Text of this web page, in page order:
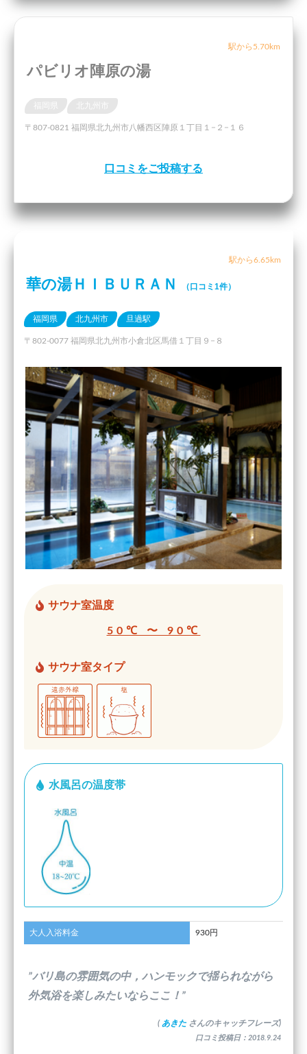
駅から5.70km
パビリオ陣原の湯
〒807-0821 福岡県北九州市八幡西区陣原１丁目１−２−１６
口コミをご投稿する
駅から6.65km
華の湯ＨＩＢＵＲＡＮ （口コミ1件）
福岡県 北九州市 旦過駅
〒802-0077 福岡県北九州市小倉北区馬借１丁目９−８
サウナ室温度
50℃ 〜 90℃
サウナ室タイプ
水風呂の温度帯
大人入浴料金 930円
”バリ島の雰囲気の中，ハンモックで揺られながら
外気浴を楽しみたいならここ！”
( あきた さんのキャッチフレーズ)
口コミ投稿日：2018.9.24